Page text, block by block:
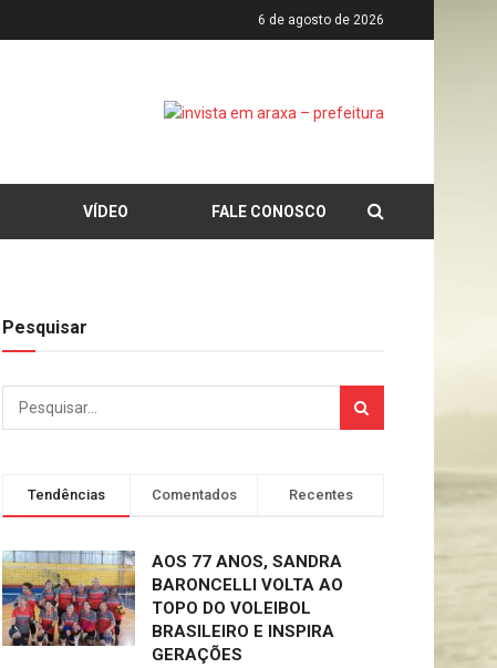
6 de agosto de 2026
VÍDEO FALE CONOSCO
Pesquisar
Tendências Comentados Recentes
AOS 77 ANOS, SANDRA
BARONCELLI VOLTA AO
TOPO DO VOLEIBOL
BRASILEIRO E INSPIRA
GERAÇÕES